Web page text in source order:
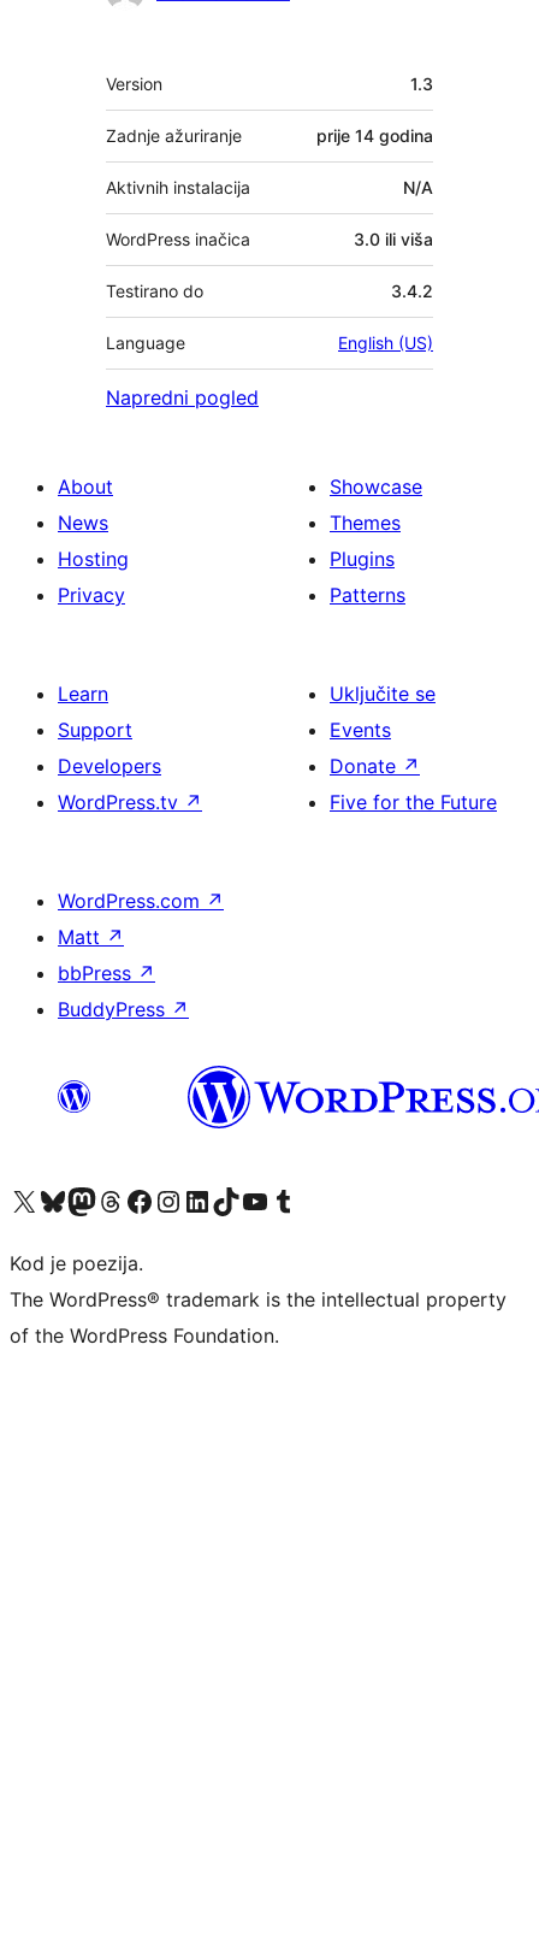
Meta
Version 1.3
Zadnje ažuriranje prije 14 godina
Aktivnih instalacija N/A
WordPress inačica 3.0 ili viša
Testirano do 3.4.2
Language English (US)
Napredni pogled
About
News
Hosting
Privacy
Showcase
Themes
Plugins
Patterns
Learn
Support
Developers
WordPress.tv ↗
Uključite se
Events
Donate ↗
Five for the Future
WordPress.com ↗
Matt ↗
bbPress ↗
BuddyPress ↗
Visit our X (formerly Twitter) account
Visit our Bluesky account
Visit our Mastodon account
Visit our Threads account
Visit our Facebook page
Visit our Instagram account
Visit our LinkedIn account
Visit our TikTok account
Visit our YouTube channel
Visit our Tumblr account
Kod je poezija.
The WordPress® trademark is the intellectual property
of the WordPress Foundation.